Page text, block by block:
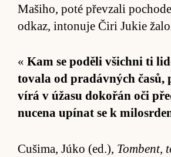
Maši­ho, poté převzali
odkaz, in­to­nuje Čiri Jukie
« Kam se po­děli všichni ti
tovala od pra­dávných
vírá v úžasu doko­řán oči
nu­cena upínat se k
Cu­ši­ma, Júko (ed.), Tom­bent,